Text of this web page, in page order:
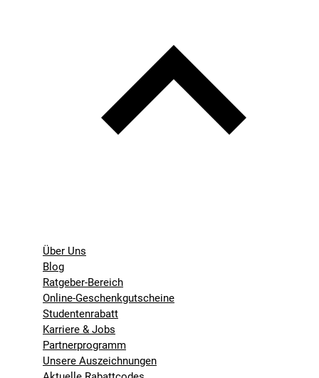
Über Uns
Blog
Ratgeber-Bereich
Online-Geschenkgutscheine
Studentenrabatt
Karriere & Jobs
Partnerprogramm
Unsere Auszeichnungen